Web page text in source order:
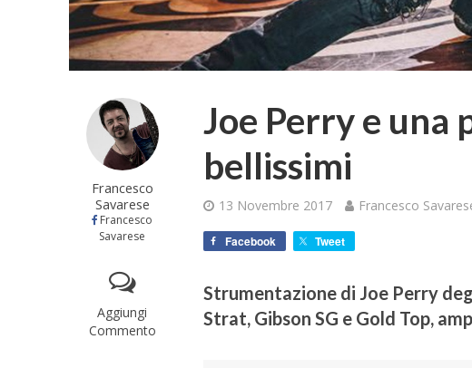
Francesco
Savarese
Francesco
Savarese
Aggiungi
Commento
Joe Perry e una
bellissimi
13 Novembre 2017 Francesco
Facebook Tweet
Strumentazione di Joe Perry
Strat, Gibson SG e Gold Top,